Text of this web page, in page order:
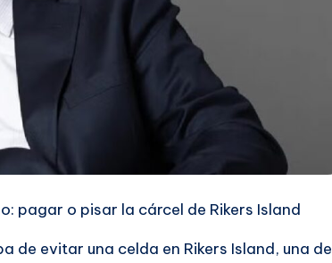
pagar o pisar la cárcel de Rikers Island
de evitar una celda en Rikers Island, una de